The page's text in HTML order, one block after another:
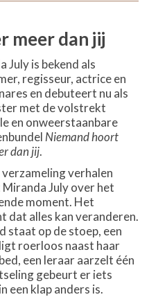
meer dan jij
July is bekend als
regisseur, actrice en
en debuteert nu als
met de volstrekt
en onweerstaanbare
Niemand hoort
dan jij.
verzameling verhalen
July over het
moment. Het
dat alles kan veranderen.
staat op de stoep, een
roerloos naast haar
een leraar aarzelt één
gebeurt er iets
een klap anders is.